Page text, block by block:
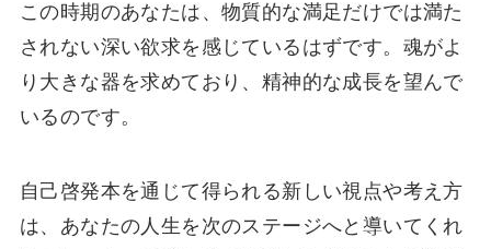
この時期のあなたは、物質的な満足だけでは満た
されない深い欲求を感じているはずです。魂がよ
り大きな器を求めており、精神的な成長を望んで
いるのです。
自己啓発本を通じて得られる新しい視点や考え方
は、あなたの人生を次のステージへと導いてくれ